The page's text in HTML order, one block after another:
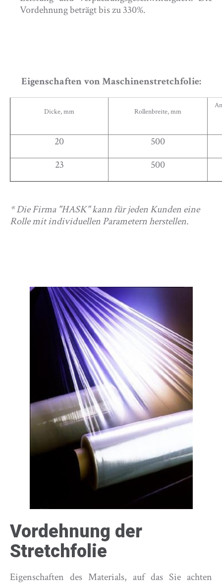
Vordehnung beträgt bis zu 330%.
Eigenschaften von Maschinenstretchfolie:
Dicke, mm Rollenbreite, mm
20
500
23
500
* Die Firma "HASK" kann für jeden Kunden eine
Rolle mit individuellen Parametern herstellen.
Vordehnung der
Stretchfolie
Eigenschaften des Materials, auf das Sie achten